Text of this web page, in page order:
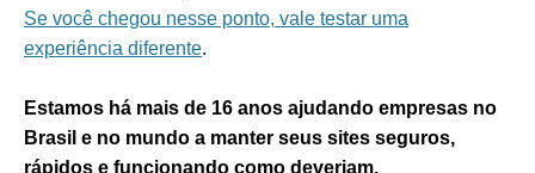
Se você chegou nesse ponto, vale testar uma
experiência diferente.
Estamos há mais de 16 anos ajudando empresas no
Brasil e no mundo a manter seus sites seguros,
rápidos e funcionando como deveriam.